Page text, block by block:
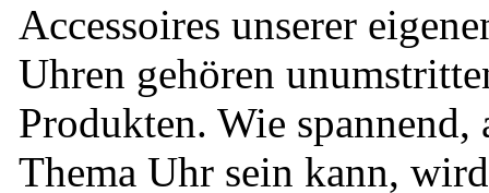
Accessoires unserer
Uhren gehören
Produkten. Wie
Thema Uhr sein kann,